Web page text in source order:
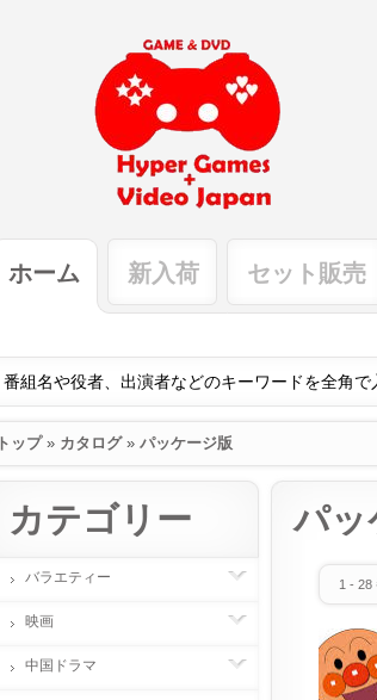
ホーム 新入荷 セット販売
トップ» カタログ» パッケージ版
パッ
1 - 28
カテゴリー
バラエティー
映画
中国ドラマ